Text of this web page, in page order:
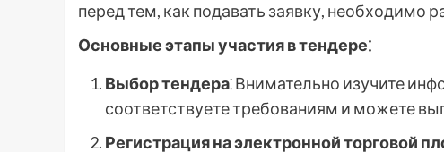
перед тем, как подавать заявку, необходимо
Основные этапы участия в тендере⁚
Выбор тендера⁚ Внимательно изучите
соответствуете требованиям и можете
Регистрация на электронной торговой